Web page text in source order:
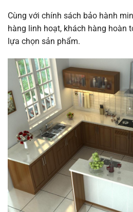
Cùng với chính sách bảo hành
hàng linh hoạt, khách hàng hoàn
lựa chọn sản phẩm.